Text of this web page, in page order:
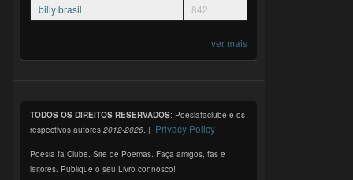
billy brasil
842
ver mais
TODOS OS DIREITOS RESERVADOS: Poesiafaclube e os
respectivos autores 2012-2026. | Privacy Policy
Poesia fã Clube. Site de Poemas. Faça amigos, fãs e
leitores. Publique o seu Livro connosco!